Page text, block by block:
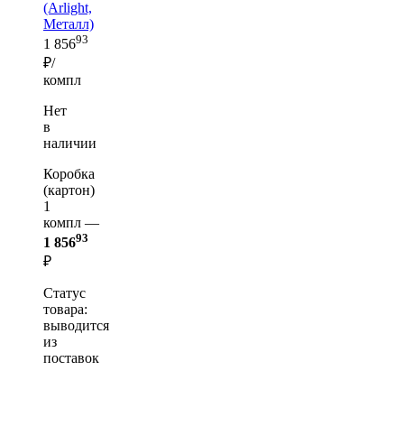
(Arlight,
Металл)
1 85693
₽/
компл
Нет
в
наличии
Коробка
(картон)
1
компл —
1 85693
₽
Статус
товара:
выводится
из
поставок